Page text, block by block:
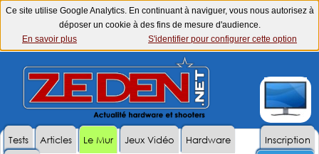
Ce site utilise Google Analytics. En continuant à naviguer, vous nous autorisez à
déposer un cookie à des fins de mesure d'audience.
En savoir plus
S'identifier pour configurer cette option
Inscription
Tests Articles Le Mur Jeux Vidéo
Hardware